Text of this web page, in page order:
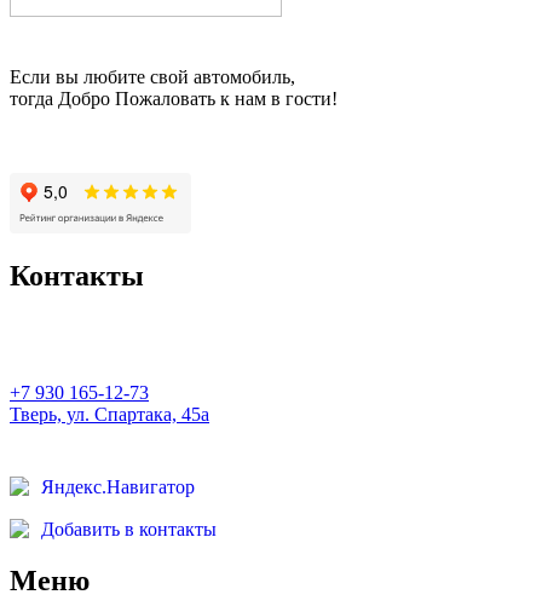
Если вы любите свой автомобиль,
тогда Добро Пожаловать к нам в гости!
Контакты
+7 930 165-12-73
Тверь, ул. Спартака, 45а
Яндекс.Навигатор
Добавить в контакты
Меню